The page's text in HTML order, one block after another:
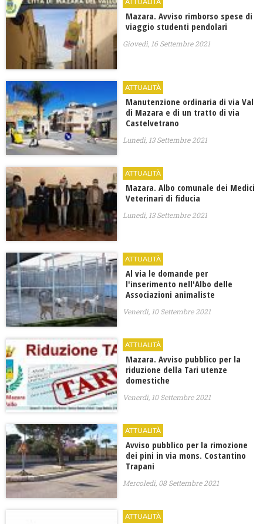
Mazara. Avviso rimborso spese di
viaggio studenti pendolari
Giovedì, 16 Settembre 2021
ATTUALITÀ
Manutenzione ordinaria di via Val
di Mazara e di un tratto di via
Castelvetrano
Lunedì, 13 Settembre 2021
ATTUALITÀ
Mazara. Albo comunale dei Medici
Veterinari di fiducia
Lunedì, 13 Settembre 2021
ATTUALITÀ
Al via le domande per
l'inserimento nell'Albo delle
Associazioni animaliste
Venerdì, 10 Settembre 2021
ATTUALITÀ
Mazara. Avviso pubblico per la
riduzione della Tari utenze
domestiche
Venerdì, 10 Settembre 2021
ATTUALITÀ
Avviso pubblico per la rimozione
dei pini in via mons. Costantino
Trapani
Mercoledì, 08 Settembre 2021
ATTUALITÀ